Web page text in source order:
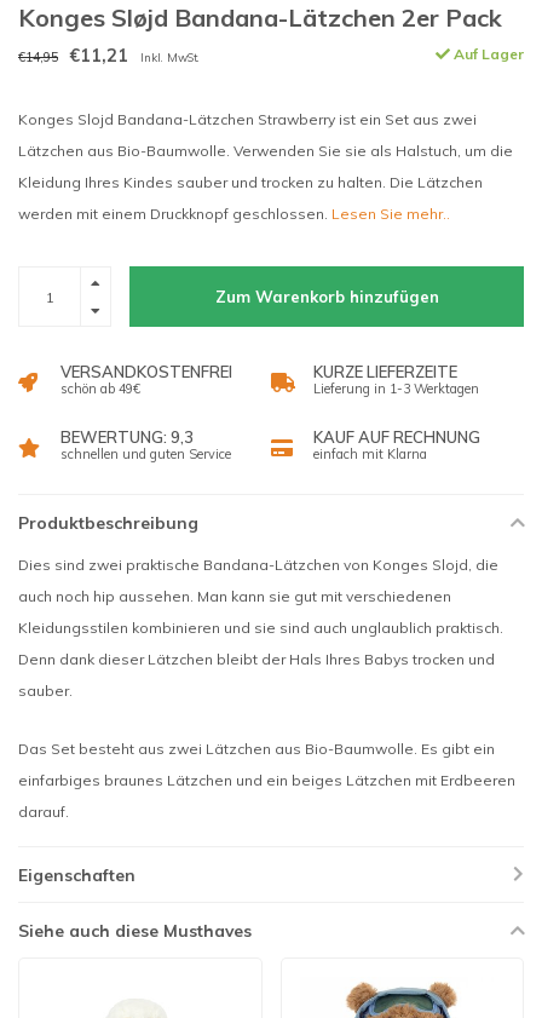
Konges Sløjd Bandana-Lätzchen 2er Pack
€14,95 €11,21 Inkl. MwSt. Auf Lager
Konges Slojd Bandana-Lätzchen Strawberry ist ein Set aus zwei
Lätzchen aus Bio-Baumwolle. Verwenden Sie sie als Halstuch, um die
Kleidung Ihres Kindes sauber und trocken zu halten. Die Lätzchen
werden mit einem Druckknopf geschlossen. Lesen Sie mehr..
Zum Warenkorb hinzufügen
VERSANDKOSTENFREI
schön ab 49€
KURZE LIEFERZEITE
Lieferung in 1-3 Werktagen
BEWERTUNG: 9,3
schnellen und guten Service
KAUF AUF RECHNUNG
einfach mit Klarna
Produktbeschreibung
Dies sind zwei praktische Bandana-Lätzchen von Konges Slojd, die
auch noch hip aussehen. Man kann sie gut mit verschiedenen
Kleidungsstilen kombinieren und sie sind auch unglaublich praktisch.
Denn dank dieser Lätzchen bleibt der Hals Ihres Babys trocken und
sauber.
Das Set besteht aus zwei Lätzchen aus Bio-Baumwolle. Es gibt ein
einfarbiges braunes Lätzchen und ein beiges Lätzchen mit Erdbeeren
darauf.
Eigenschaften
Siehe auch diese Musthaves